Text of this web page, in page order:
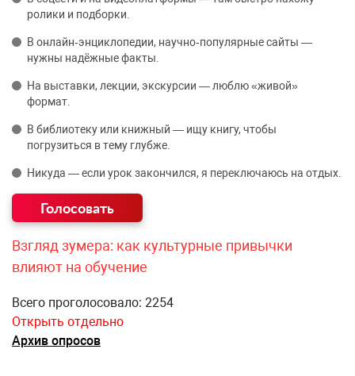
ролики и подборки.
В онлайн‑энциклопедии, научно‑популярные сайты —
нужны надёжные факты.
На выставки, лекции, экскурсии — люблю «живой»
формат.
В библиотеку или книжный — ищу книгу, чтобы
погрузиться в тему глубже.
Никуда — если урок закончился, я переключаюсь на отдых.
Взгляд зумера: как культурные привычки
влияют на обучение
Всего проголосовало: 2254
Открыть отдельно
Архив опросов